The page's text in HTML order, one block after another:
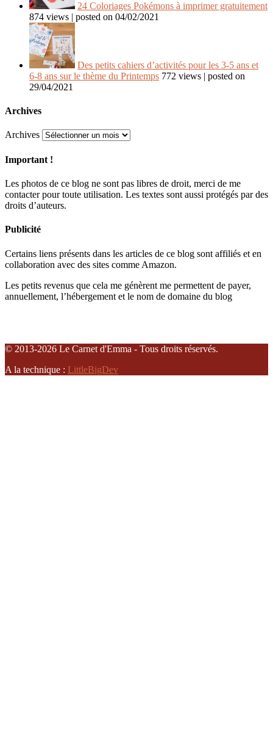
24 Coloriages Pokémons à imprimer gratuitement
874 views | posted on 04/02/2021
Des petits cahiers d’activités pour les 3-5 ans et
6-8 ans sur le thème du Printemps 772 views | posted on
29/04/2021
Archives
Archives
Important !
Les photos de ce blog ne sont pas libres de droit, merci de me
contacter pour toute utilisation. Les textes sont aussi protégés par des
droits d’auteurs.
Publicité
Certains liens présents dans les articles de ce blog sont affiliés et en
collaboration avec des sites comme Amazon.
Les petits revenus que cela me génèrent me permettent de payer,
annuellement, l’hébergement et le nom de domaine du blog
© 2013-2026 Le Carnet d'Emma - Tous droits réservés.
A la technique : LittleBigDev